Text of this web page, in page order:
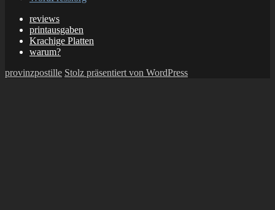
reviews
printausgaben
Krachige Platten
warum?
provinzpostille Stolz präsentiert von WordPress